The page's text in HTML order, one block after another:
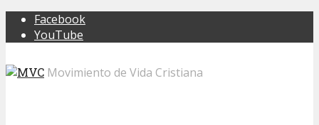
Facebook
YouTube
Movimiento de Vida Cristiana